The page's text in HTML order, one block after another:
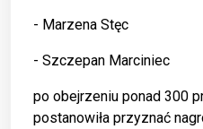
- Marzena Stęc
- Szczepan Marciniec
po obejrzeniu ponad 300
postanowiła przyznać